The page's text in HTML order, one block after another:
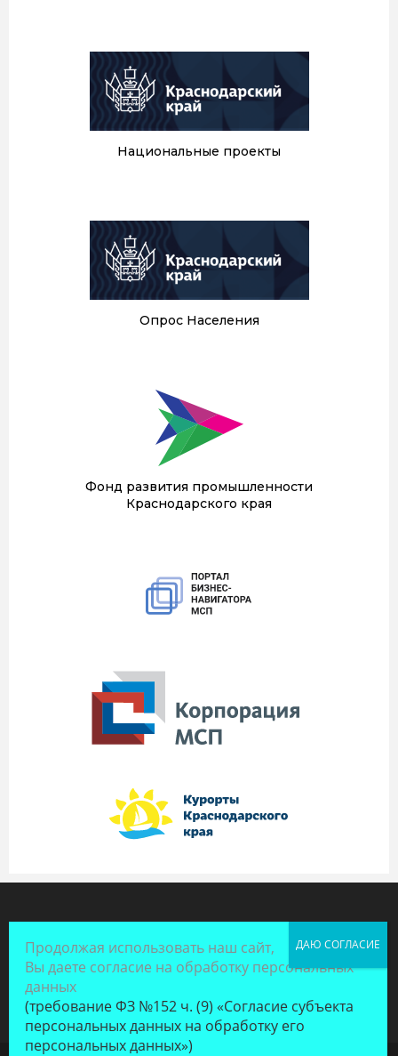
Национальные проекты
Опрос Населения
Фонд развития промышленности
Краснодарского края
Продолжая использовать наш сайт,
Вы даете согласие на обработку персональных
данных
(требование ФЗ №152 ч. (9) «Согласие субъекта
персональных данных на обработку его
персональных данных»)